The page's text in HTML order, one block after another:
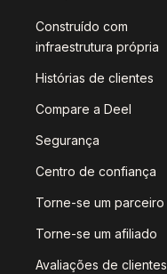
Construído com
infraestrutura própria
Histórias de clientes
Compare a Deel
Segurança
Centro de confiança
Torne-se um parceiro
Torne-se um afiliado
Avaliações de clientes